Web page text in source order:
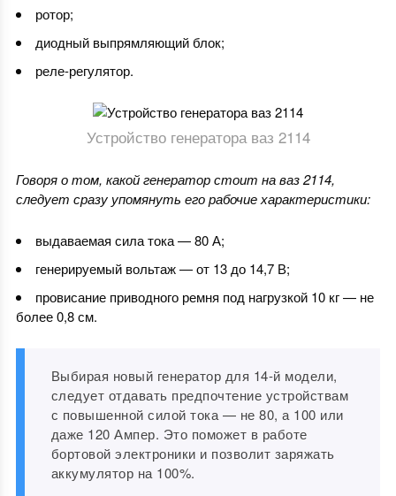
ротор;
диодный выпрямляющий блок;
реле-регулятор.
Устройство генератора ваз 2114
Говоря о том, какой генератор стоит на ваз 2114,
следует сразу упомянуть его рабочие характеристики:
выдаваемая сила тока — 80 А;
генерируемый вольтаж — от 13 до 14,7 В;
провисание приводного ремня под нагрузкой 10 кг — не
более 0,8 см.
Выбирая новый генератор для 14-й модели,
следует отдавать предпочтение устройствам
с повышенной силой тока — не 80, а 100 или
даже 120 Ампер. Это поможет в работе
бортовой электроники и позволит заряжать
аккумулятор на 100%.